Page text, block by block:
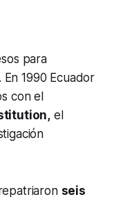
para
1990 Ecuador
con el
el
seis